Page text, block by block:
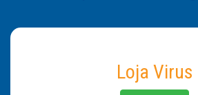
Loja Virus